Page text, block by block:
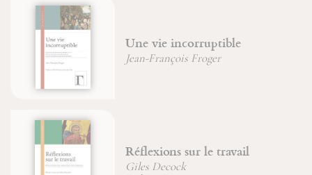
Une vie incorruptible
Jean-François Froger
Réflexions sur le travail
Giles Decock